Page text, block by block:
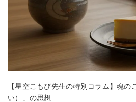
【星空こもぴ先生の特別コラム】魂の
い）」の思想